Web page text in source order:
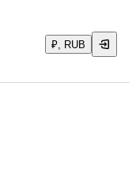
₽, RUB